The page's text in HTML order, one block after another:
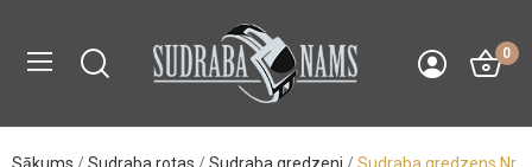
0